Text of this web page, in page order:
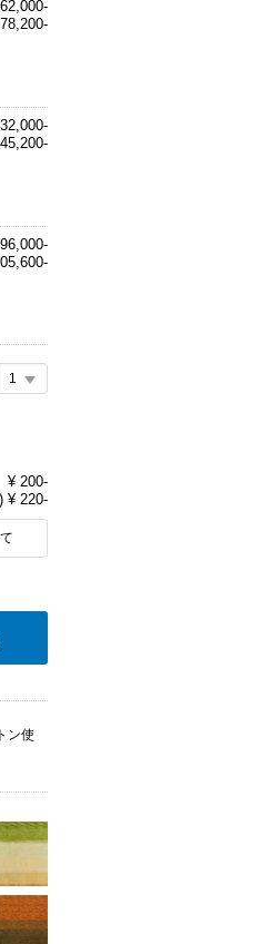
¥ 200-
¥ 220-
ン使